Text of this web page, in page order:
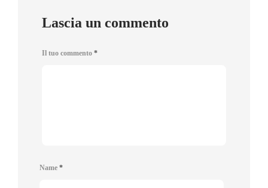
Lascia un commento
Il tuo commento *
Name *